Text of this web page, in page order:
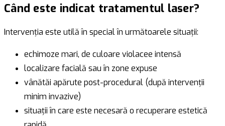
Când este indicat tratamentul laser?
Intervenția este utilă în special în următoarele situații:
echimoze mari, de culoare violacee intensă
localizare facială sau în zone expuse
vânătăi apărute post-procedural (după intervenții
minim invazive)
situații în care este necesară o recuperare estetică